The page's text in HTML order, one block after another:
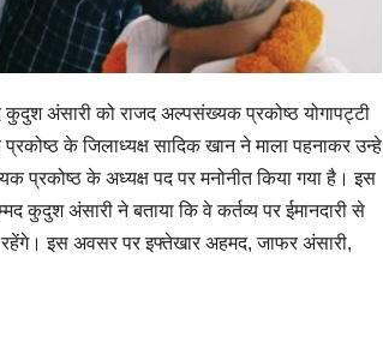
कुदुश अंसारी को राजद अल्पसंख्यक प्रकोष्ठ योगापट्टी
के जिलाध्यक्ष सादिक खान ने माला पहनाकर उन्हे
प्रकोष्ठ के अध्यक्ष पद पर मनोनीत किया गया है। इस
कुदुश अंसारी ने बताया कि वे कर्तव्य पर ईमानदारी से
रहेंगे। इस अवसर पर इफ्तेखार अहमद, जाफर अंसारी,